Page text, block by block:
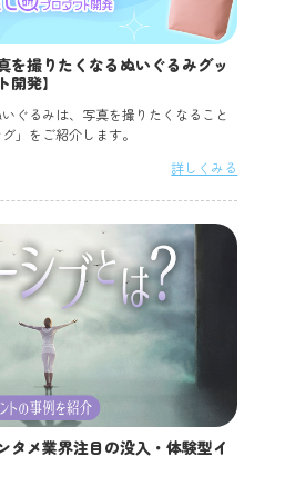
を撮りたくなるぬいぐるみグッ
発】
ぐるみは、写真を撮りたくなること
」をご紹介します。
詳しくみる
タメ業界注目の没入・体験型イ